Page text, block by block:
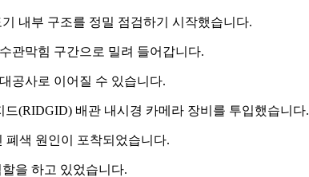
내부 구조를 정밀 점검하기 시작했습니다.
관막힘 구간으로 밀려 들어갑니다.
공사로 이어질 수 있습니다.
(RIDGID) 배관 내시경 카메라 장비를 투입했습니다.
폐색 원인이 포착되었습니다.
을 하고 있었습니다.